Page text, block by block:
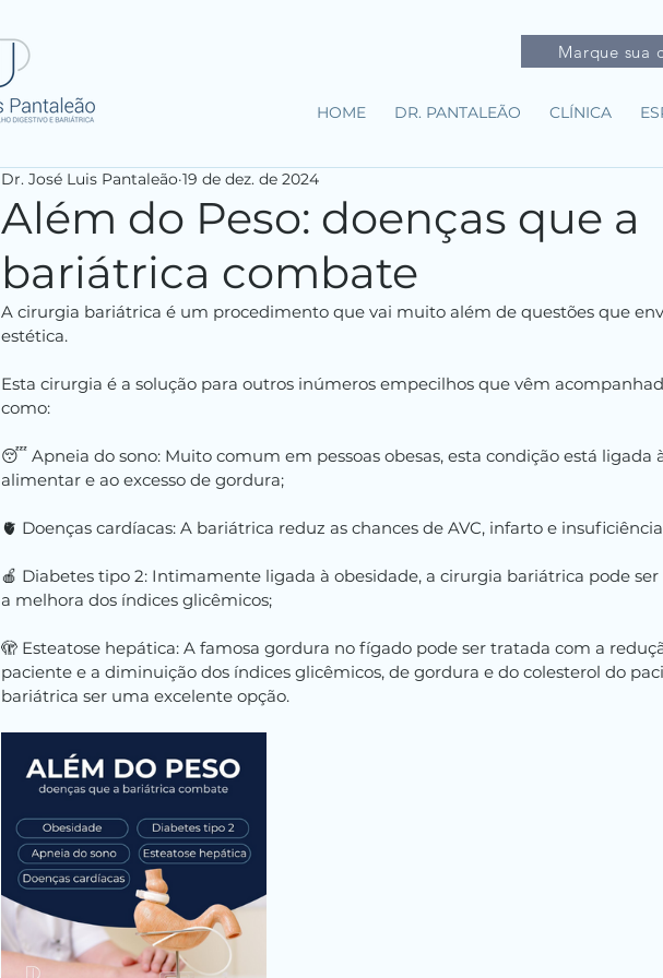
Marque sua
HOME DR. PANTALEÃO CLÍNICA
Além do Peso: doenças que a
bariátrica combate
Dr. José Luis Pantaleão 19 de dez. de 2024
A cirurgia bariátrica é um procedimento que vai muito além de questões que
estética.
Esta cirurgia é a solução para outros inúmeros empecilhos que vêm
como:
😴 Apneia do sono: Muito comum em pessoas obesas, esta condição está ligada
alimentar e ao excesso de gordura;
🫀 Doenças cardíacas: A bariátrica reduz as chances de AVC, infarto e
🍎 Diabetes tipo 2: Intimamente ligada à obesidade, a cirurgia bariátrica pode
a melhora dos índices glicêmicos;
🫣 Esteatose hepática: A famosa gordura no fígado pode ser tratada com a
paciente e a diminuição dos índices glicêmicos, de gordura e do colesterol do
bariátrica ser uma excelente opção.